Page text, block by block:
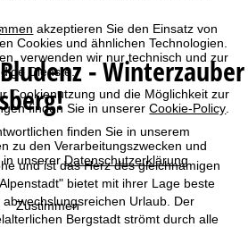
akzeptieren Sie den Einsatz von
Cookies und ähnlichen Technologien.
verwenden wir nur technisch und zur
Dienste.
Cookienutzung und die Möglichkeit zur
finden Sie in unsererCookie-Policy
finden Sie in unserem
zu den Verarbeitungszwecken und
in unsererDatenschutzerklärung
Zustimmen
Bludenz - Winterzauber
und ist das Herz des gleichnamigen
bietet mit ihrer Lage beste
Urlaub. Der
Bergstadt strömt durch alle